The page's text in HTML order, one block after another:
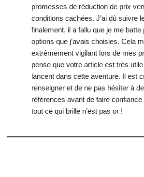
promesses de réduction de prix
conditions cachées. J’ai dû suivre
finalement, il a fallu que je me batte
options que j’avais choisies. Cela
extrêmement vigilant lors de mes
pense que votre article est très
lancent dans cette aventure. Il est
renseigner et de ne pas hésiter à
références avant de faire
tout ce qui brille n’est pas or !